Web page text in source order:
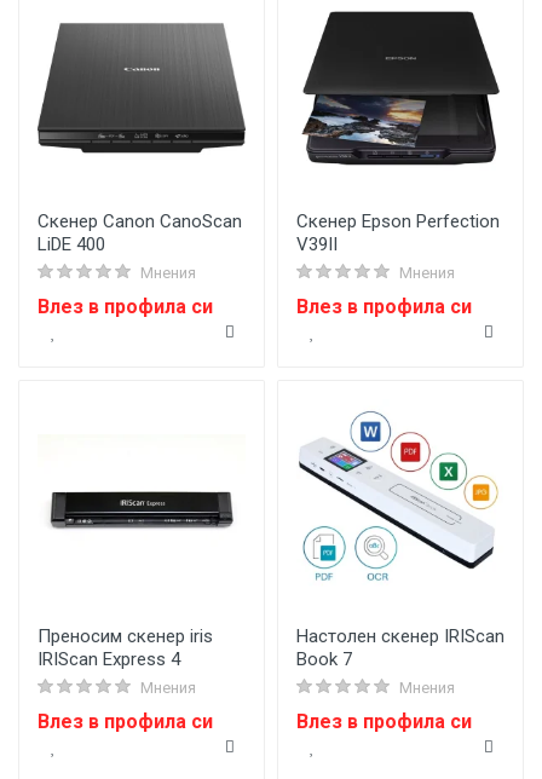
Скенер Canon CanoScan
LiDE 400
Мнения
Влез в профила си
Скенер Epson Perfection
V39II
Мнения
Влез в профила си
Преносим скенер iris
IRIScan Express 4
Мнения
Влез в профила си
Настолен скенер IRIScan
Book 7
Мнения
Влез в профила си